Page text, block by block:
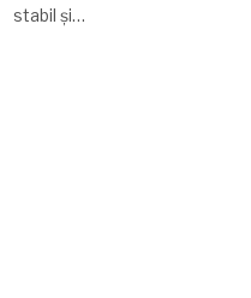
stabil și…